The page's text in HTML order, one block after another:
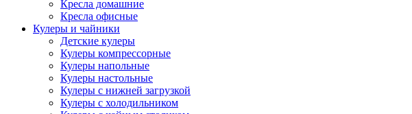
Кресла домашние
Кресла офисные
Кулеры и чайники
Детские кулеры
Кулеры компрессорные
Кулеры напольные
Кулеры настольные
Кулеры с нижней загрузкой
Кулеры с холодильником